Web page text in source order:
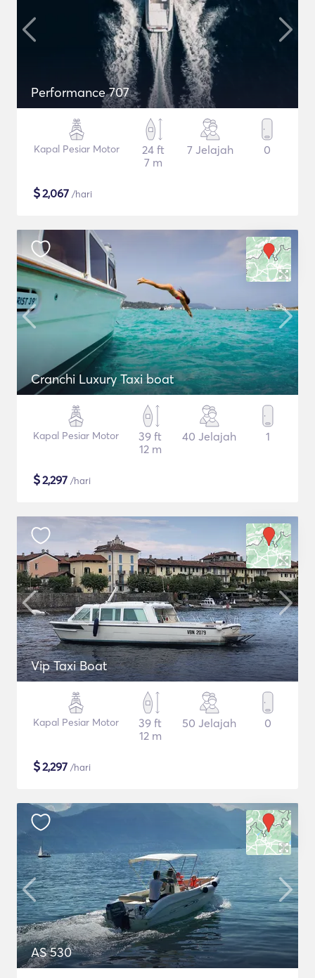
Performance 707
Kapal Pesiar Motor
24 ft
7 m
7 Jelajah 0
$2,067 /hari
Cranchi Luxury Taxi boat
Kapal Pesiar Motor
39 ft
12 m
40 Jelajah 1
$2,297 /hari
Vip Taxi Boat
Kapal Pesiar Motor
39 ft
12 m
50 Jelajah 0
$2,297 /hari
AS 530